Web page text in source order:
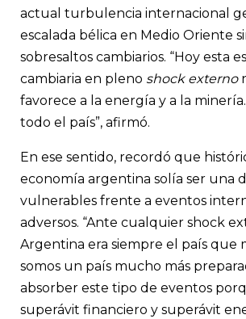
actual turbulencia internacional
escalada bélica en Medio Oriente
sobresaltos cambiarios. “Hoy esta
cambiaria en pleno shock externo
favorece a la energía y a la
todo el país”, afirmó.
En ese sentido, recordó que
economía argentina solía ser una
vulnerables frente a eventos
adversos. “Ante cualquier shock
Argentina era siempre el país que
somos un país mucho más
absorber este tipo de eventos
superávit financiero y superávit